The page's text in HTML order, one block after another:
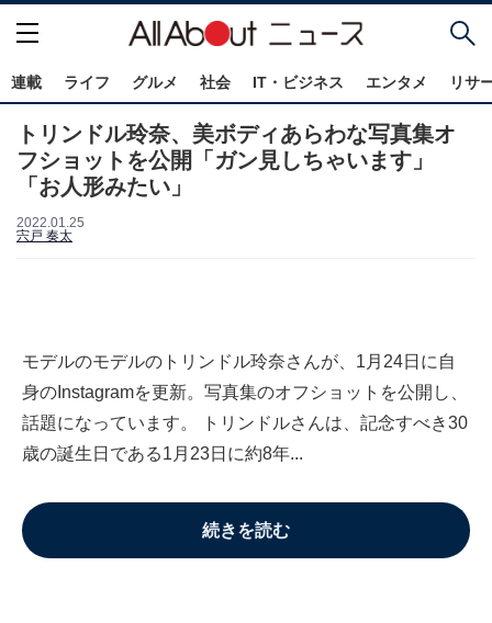
連載 ライフ グルメ 社会 IT・ビジネス エンタメ リサ
トリンドル玲奈、美ボディあらわな写真集オ
フショットを公開「ガン見しちゃいます」
「お人形みたい」
2022.01.25
宍戸 奏太
モデルのモデルのトリンドル玲奈さんが、1月24日に自
身のInstagramを更新。写真集のオフショットを公開し、
話題になっています。 トリンドルさんは、記念すべき30
歳の誕生日である1月23日に約8年...
続きを読む